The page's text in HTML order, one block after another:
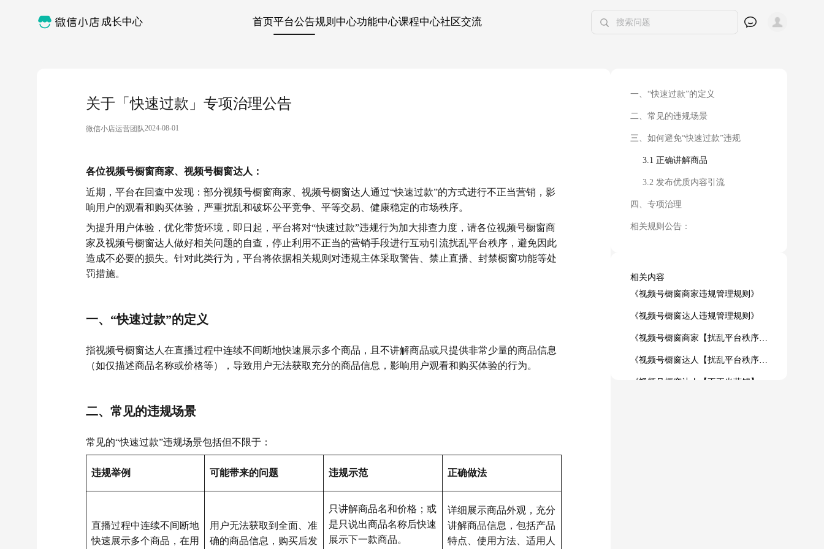
成长中心 首页平台公告规则中心功能中心课程中心社区交流
关于「快速过款」专项治理公告
微信小店运营团队2024-08-01
各位视频号橱窗商家、视频号橱窗达人：
近期， 平台在回查中发现：部分视频号橱窗商家、视频号橱窗达人通过“快速过款”的方式进行不正当营销，影
响用户的观看和购买体验，严重扰乱和破坏公平竞争、平等交易、健康稳定的市场秩序。
为提升用户体验，优化带货环境，即日起，平台将对“快速过款”违规行为加大排查力度，请各位视频号橱窗商
家及视频号橱窗达人做好相关问题的自查，停止利用不正当的营销手段进行互动引流扰乱平台秩序，避免因此
造成不必要的损失。针对此类行为，平台将依据相关规则对违规主体采取警告、禁止直播、封禁橱窗功能等处
罚措施。
一、 “快速过款”的定义
指视频号橱窗达人在直播过程中连续不间断地快速展示多个商品，且不讲解商品或只提供非常少量的商品信息
（如仅描述商品名称或价格等），导致用户无法获取充分的商品信息，影响用户观看和购买体验的行为。
二、 常见的违规场景
常见的“快速过款”违规场景包括但不限于：
违规举例 可能带来的问题 违规示范 正确做法
直播过程中连续不间断地
快速展示多个商品，在用
用户无法获取到全面、准
确的商品信息，购买后发
只讲解商品名和价格；或
是只说出商品名称后快速
展示下一款商品。
详细展示商品外观，充分
讲解商品信息，包括产品
特点、使用方法、适用人
一、“快速过款”的定义
二、常见的违规场景
三、如何避免“快速过款”违规
3.1 正确讲解商品
3.2 发布优质内容引流
四、专项治理
相关规则公告：
相关内容
《视频号橱窗商家违规管理规则》
《视频号橱窗达人违规管理规则》
《视频号橱窗商家【扰乱平台秩序】实施细则》
《视频号橱窗达人【扰乱平台秩序】实施细则》